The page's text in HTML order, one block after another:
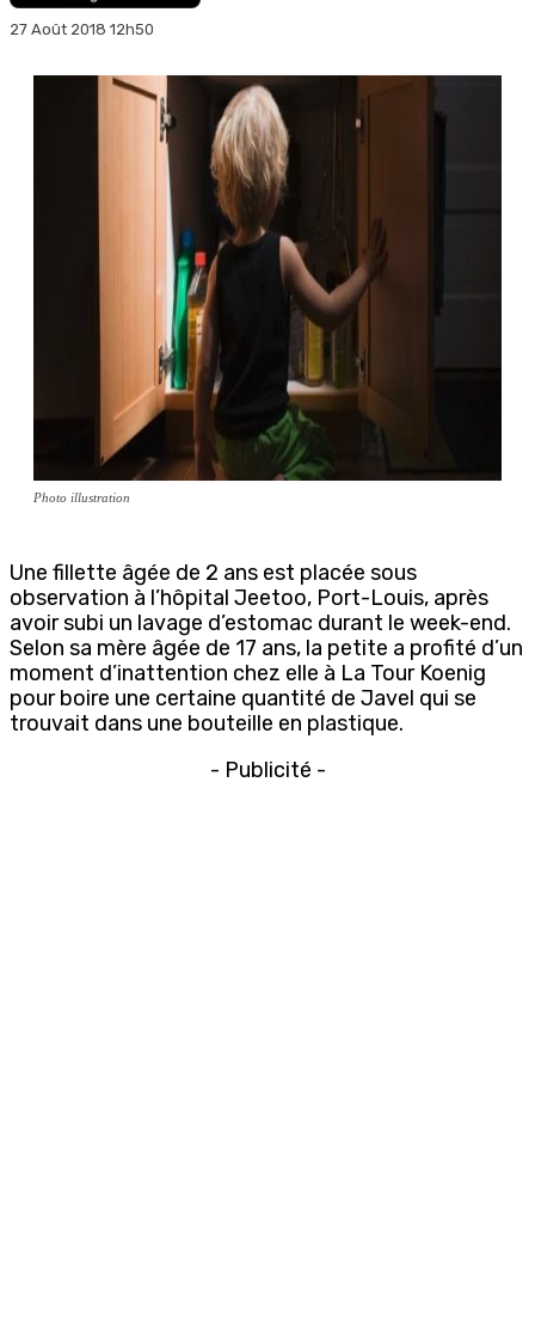
27 Août 2018 12h50
Photo illustration
Une fillette âgée de 2 ans est placée sous
observation à l’hôpital Jeetoo, Port-Louis, après
avoir subi un lavage d’estomac durant le week-end.
Selon sa mère âgée de 17 ans, la petite a profité d’un
moment d’inattention chez elle à La Tour Koenig
pour boire une certaine quantité de Javel qui se
trouvait dans une bouteille en plastique.
- Publicité -